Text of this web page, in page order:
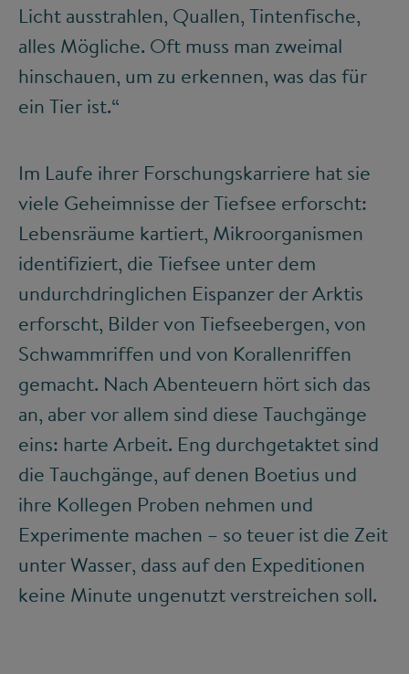
Licht ausstrahlen, Quallen, Tintenfische,
alles Mögliche. Oft muss man zweimal
hinschauen, um zu erkennen, was das für
ein Tier ist.“
Im Laufe ihrer Forschungskarriere hat sie
viele Geheimnisse der Tiefsee erforscht:
Lebensräume kartiert, Mikroorganismen
identifiziert, die Tiefsee unter dem
undurchdringlichen Eispanzer der Arktis
erforscht, Bilder von Tiefseebergen, von
Schwammriffen und von Korallenriffen
gemacht. Nach Abenteuern hört sich das
an, aber vor allem sind diese Tauchgänge
eins: harte Arbeit. Eng durchgetaktet sind
die Tauchgänge, auf denen Boetius und
ihre Kollegen Proben nehmen und
Experimente machen – so teuer ist die Zeit
unter Wasser, dass auf den Expeditionen
keine Minute ungenutzt verstreichen soll.